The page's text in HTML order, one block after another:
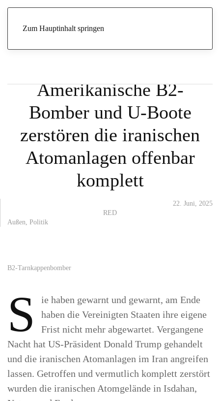
Zum Hauptinhalt springen
und U-Boote zerstören die iranischen Atomanlagen offenbar komplett
Amerikanische B2-
Bomber und U-Boote
zerstören die iranischen
Atomanlagen offenbar
komplett
22. Juni, 2025
RED
Außen, Politik
B2-Tarnkappenbomber
S
ie haben gewarnt und gewarnt, am Ende
haben die Vereinigten Staaten ihre eigene
Frist nicht mehr abgewartet. Vergangene
Nacht hat US-Präsident Donald Trump gehandelt
und die iranischen Atomanlagen im Iran angreifen
lassen. Getroffen und vermutlich komplett zerstört
wurden die iranischen Atomgelände in Isdahan,